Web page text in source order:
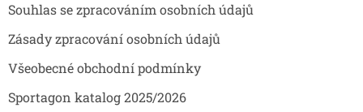
Souhlas se zpracováním osobních údajů
Zásady zpracování osobních údajů
Všeobecné obchodní podmínky
Sportagon katalog 2025/2026